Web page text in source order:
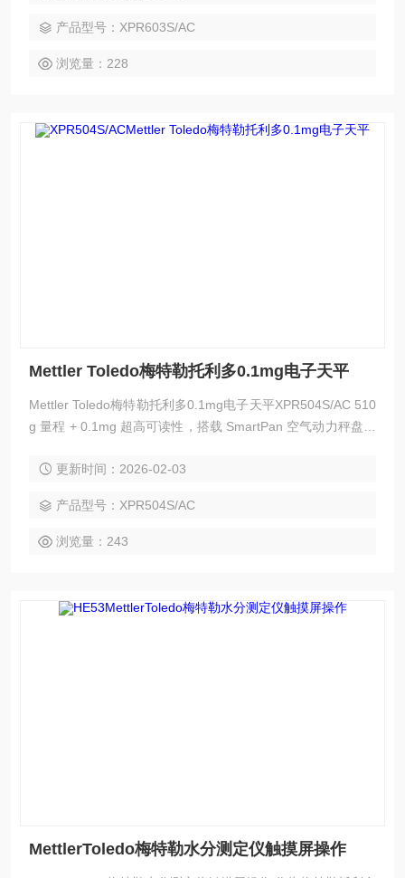
产品型号：XPR603S/AC
浏览量：228
Mettler Toledo梅特勒托利多0.1mg电子天平
Mettler Toledo梅特勒托利多0.1mg电子天平XPR504S/AC 510
g 量程 + 0.1mg 超高可读性，搭载 SmartPan 空气动力秤盘，
合 21CFR Part11 法规，带密码保护和用户管理功能。秤体抗
更新时间：2026-02-03
产品型号：XPR504S/AC
浏览量：243
MettlerToledo梅特勒水分测定仪触摸屏操作